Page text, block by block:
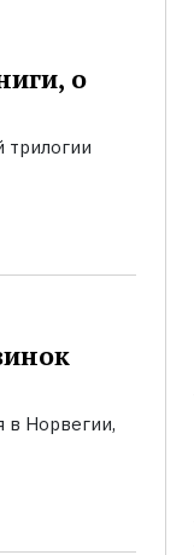
о
трилогии
в Норвегии,